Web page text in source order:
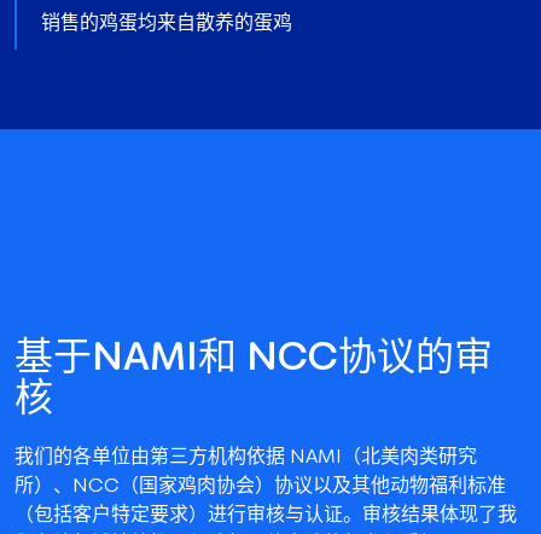
销售的鸡蛋均来自散养的蛋鸡
基于NAMI和 NCC协议的审
核
我们的各单位由第三方机构依据 NAMI（北美肉类研究
所）、NCC（国家鸡肉协会）协议以及其他动物福利标准
（包括客户特定要求）进行审核与认证。审核结果体现了我